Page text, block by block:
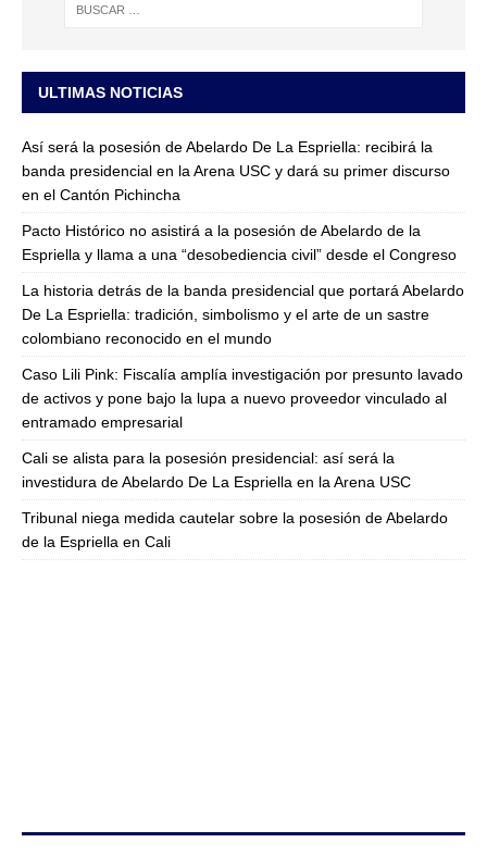
ULTIMAS NOTICIAS
Así será la posesión de Abelardo De La Espriella: recibirá la
banda presidencial en la Arena USC y dará su primer discurso
en el Cantón Pichincha
Pacto Histórico no asistirá a la posesión de Abelardo de la
Espriella y llama a una “desobediencia civil” desde el Congreso
La historia detrás de la banda presidencial que portará Abelardo
De La Espriella: tradición, simbolismo y el arte de un sastre
colombiano reconocido en el mundo
Caso Lili Pink: Fiscalía amplía investigación por presunto lavado
de activos y pone bajo la lupa a nuevo proveedor vinculado al
entramado empresarial
Cali se alista para la posesión presidencial: así será la
investidura de Abelardo De La Espriella en la Arena USC
Tribunal niega medida cautelar sobre la posesión de Abelardo
de la Espriella en Cali